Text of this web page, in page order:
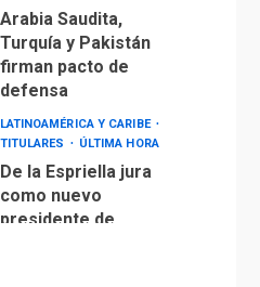
Arabia Saudita,
Turquía y Pakistán
firman pacto de
defensa
LATINOAMÉRICA Y CARIBE
TITULARES
ÚLTIMA HORA
De la Espriella jura
como nuevo
presidente de